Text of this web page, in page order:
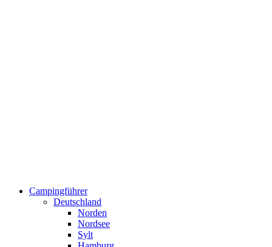
Campingführer
Deutschland
Norden
Nordsee
Sylt